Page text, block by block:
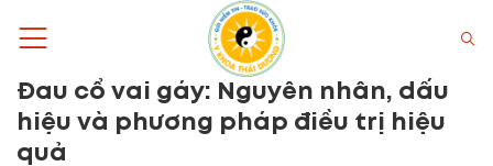
qua
dung
Đau cổ vai gáy: Nguyên nhân, dấu
hiệu và phương pháp điều trị hiệu
quả